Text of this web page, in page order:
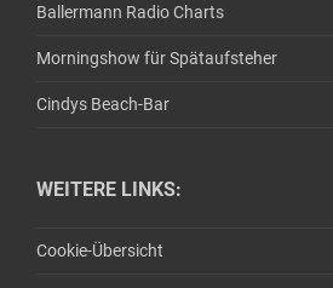
Ballermann Radio Charts
Morningshow für Spätaufsteher
Cindys Beach-Bar
WEITERE LINKS:
Cookie-Übersicht